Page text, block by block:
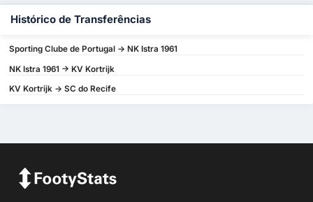
Histórico de Transferências
Sporting Clube de Portugal -> NK Istra 1961
NK Istra 1961 -> KV Kortrijk
KV Kortrijk -> SC do Recife